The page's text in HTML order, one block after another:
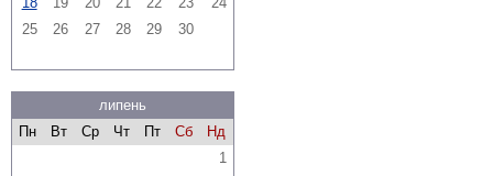
25
26 27 28 29 30
липень
Пн
Вт Ср Чт Пт Сб
Нд
1